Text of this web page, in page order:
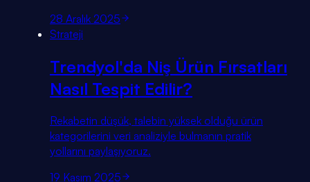
28 Aralık 2025
Strateji
Trendyol'da Niş Ürün Fırsatları
Nasıl Tespit Edilir?
Rekabetin düşük, talebin yüksek olduğu ürün
kategorilerini veri analiziyle bulmanın pratik
yollarını paylaşıyoruz.
19 Kasım 2025